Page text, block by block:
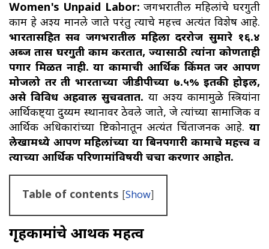
Women's Unpaid Labor: जगभरातील महिलांचे घरगुती
काम हे अदृश्य मानले जाते परंतु त्याचे महत्त्व अत्यंत विशेष आहे.
भारतासहित सर्व जगभरातील महिला दररोज सुमारे १६.४
अब्ज तास घरगुती काम करतात, ज्यासाठी त्यांना कोणताही
पगार मिळत नाही. या कामाची आर्थिक किंमत जर आपण
मोजलो तर ती भारताच्या जीडीपीच्या ७.५% इतकी होईल,
असे विविध अहवाल सुचवतात. या अदृश्य कामामुळे स्त्रियांना
आर्थिकदृष्ट्या दुय्यम स्थानावर ठेवले जाते, जे त्यांच्या सामाजिक व
आर्थिक अधिकारांच्या दृष्टिकोनातून अत्यंत चिंताजनक आहे. या
लेखामध्ये आपण महिलांच्या या बिनपगारी कामाचे महत्त्व व
त्याच्या आर्थिक परिणामांविषयी चर्चा करणार आहोत.
Table of contents [Show]
गृहकामांचे आर्थिक महत्व